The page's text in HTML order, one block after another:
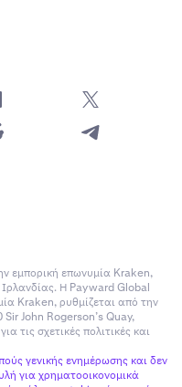
εμπορική επωνυμία Kraken,
Ιρλανδίας. Η Payward Global
Kraken, ρυθμίζεται από την
John Rogerson’s Quay,
για τις σχετικές πολιτικές και
γενικής ενημέρωσης και δεν
για χρηματοοικονομικά